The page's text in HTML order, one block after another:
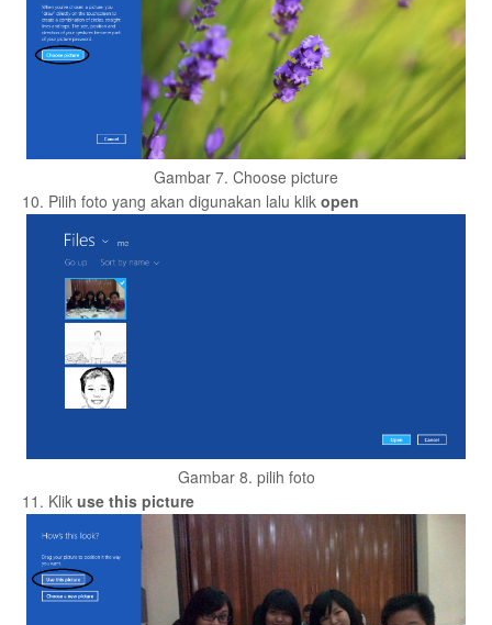
Gambar 7. Choose picture
10. Pilih foto yang akan digunakan lalu klik open
Gambar 8. pilih foto
11. Klik use this picture